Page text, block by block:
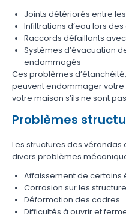
Joints détériorés entre
Infiltrations d’eau lors
Raccords défaillants
Systèmes d’évacuation
endommagés
Ces problèmes
peuvent endommager
votre maison s’ils ne sont
Problèmes
Les structures des
divers problèmes
Affaissement de certains
Corrosion sur les
Déformation des cadres
Difficultés à ouvrir et